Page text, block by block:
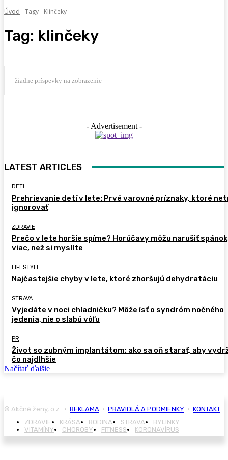
Úvod Tagy Klinčeky
Tag: klinčeky
žiadne príspevky na zobrazenie
- Advertisement -
LATEST ARTICLES
DETI
Prehrievanie detí v lete: Prvé varovné príznaky, ktoré
ignorovať
ZDRAVIE
Prečo v lete horšie spíme? Horúčavy môžu narušiť spánok
viac, než si myslíte
LIFESTYLE
Najčastejšie chyby v lete, ktoré zhoršujú dehydratáciu
STRAVA
Vyjedáte v noci chladničku? Môže ísť o syndróm nočného
jedenia, nie o slabú vôľu
PR
Život so zubným implantátom: ako sa oň starať, aby
čo najdlhšie
Načítať ďalšie
© Akčné ženy, o.z. • REKLAMA • PRAVIDLÁ A PODMIENKY • KONTAKT
ZDRAVIE
KRÁSA RODINA STRAVA
BYLINKY
VITAMÍNY
CHOROBY FITNESS KORONAVÍRUS